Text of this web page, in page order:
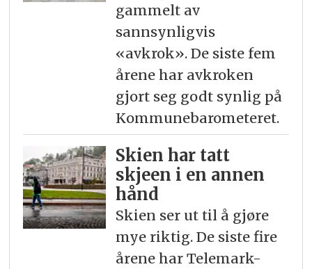
gammelt av
sannsynligvis
«avkrok». De siste fem
årene har avkroken
gjort seg godt synlig på
Kommunebarometeret.
Skien har tatt
skjeen i en annen
hånd
Skien ser ut til å gjøre
mye riktig. De siste fire
årene har Telemark-